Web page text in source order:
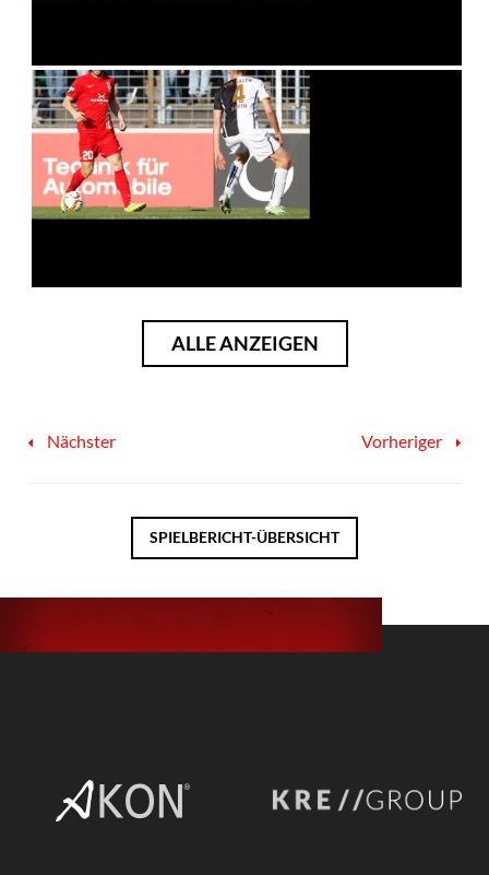
ALLE ANZEIGEN
Nächster Vorheriger
SPIELBERICHT-ÜBERSICHT